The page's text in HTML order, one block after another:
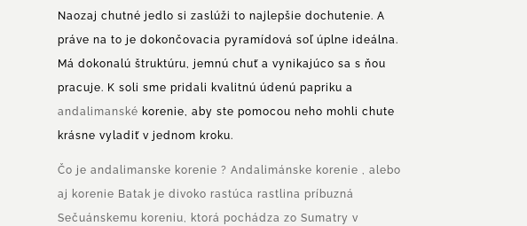
Andalimanským
korením
Naozaj chutné jedlo si zaslúži to najlepšie dochutenie. A
práve na to je dokončovacia pyramídová soľ úplne ideálna.
Má dokonalú štruktúru, jemnú chuť a vynikajúco sa s ňou
pracuje. K soli sme pridali kvalitnú údenú papriku a
andalimanské korenie, aby ste pomocou neho mohli chute
krásne vyladiť v jednom kroku.
Čo je andalimanske korenie ? Andalimánske korenie , alebo
aj korenie Batak je divoko rastúca rastlina príbuzná
Sečuánskemu koreniu, ktorá pochádza zo Sumatry v